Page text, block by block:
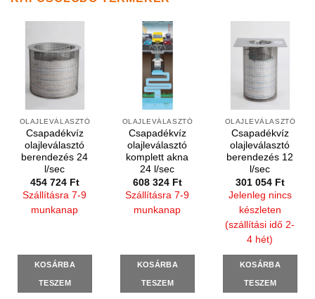
OLAJLEVÁLASZTÓ
Csapadékvíz
olajleválasztó
berendezés 24
l/sec
454 724 Ft
Szállításra 7-9
munkanap
KOSÁRBA
TESZEM
OLAJLEVÁLASZTÓ
Csapadékvíz
olajleválasztó
komplett akna
24 l/sec
608 324 Ft
Szállításra 7-9
munkanap
KOSÁRBA
TESZEM
OLAJLEVÁLASZTÓ
Csapadékvíz
olajleválasztó
berendezés 12
l/sec
301 054 Ft
Jelenleg nincs
készleten
(szállítási idő 2-
4 hét)
KOSÁRBA
TESZEM